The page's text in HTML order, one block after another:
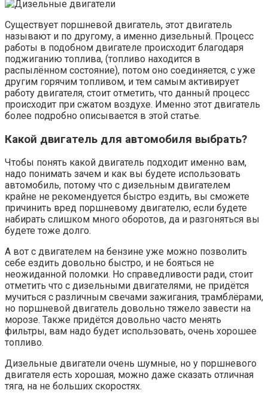
Существует поршневой двигатель, этот двигатель
называют и по другому, а именно дизельный. Процесс
работы в подобном двигателе происходит благодаря
поджиганию топлива, (топливо находится в
распылённом состояние), потом оно соединяется, с уже
другим горячим топливом, и тем самым активирует
работу двигателя, стоит отметить, что данный процесс
происходит при сжатом воздухе. Именно этот двигатель
более подробно описывается в этой статье.
Какой двигатель для автомобиля выбрать?
Чтобы понять какой двигатель подходит именно вам,
надо понимать зачем и как вы будете использовать
автомобиль, потому что с дизельным двигателем
крайне не рекомендуется быстро ездить, вы сможете
причинить вред поршневому двигателю, если будете
набирать слишком много оборотов, да и разгоняться вы
будете тоже долго.
А вот с двигателем на бензине уже можно позволить
себе ездить довольно быстро, и не бояться не
неожиданной поломки. Но справедливости ради, стоит
отметить что с дизельными двигателями, не придётся
мучиться с различным свечами зажигания, трамблёрами,
но поршневой двигатель довольно тяжело завести на
морозе. Также придётся довольно часто менять
фильтры, вам надо будет использовать, очень хорошее
топливо.
Дизельные двигатели очень шумные, но у поршневого
двигателя есть хорошая, можно даже сказать отличная
тяга, на не больших скоростях.